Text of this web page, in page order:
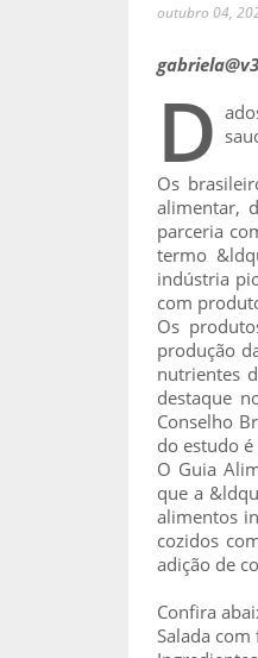
outubro 04,
D
Os
alimentar,
parceria
termo
indústria
com
Os
produção
nutrientes
destaque
Conselho
do estudo é
O Guia
que a
alimentos
cozidos
adição de
Confira
Salada